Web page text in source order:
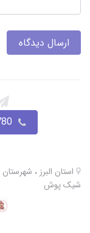
ارسال دیدگاه
استان البرز ،
شیک پوش